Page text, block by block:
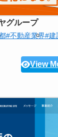
グループ
#不動産業界#建
View